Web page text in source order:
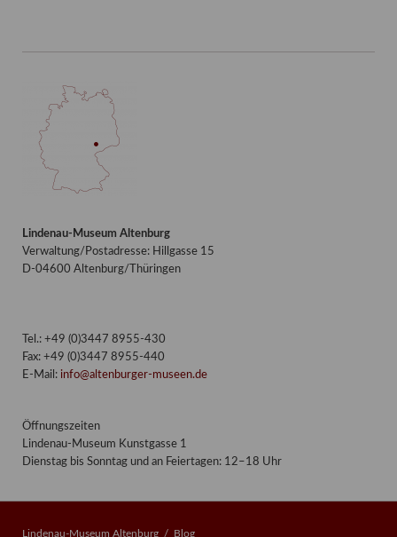
Lindenau-Museum Altenburg
Verwaltung/Postadresse: Hillgasse 15
D-04600 Altenburg/Thüringen
Tel.: +49 (0)3447 8955-430
Fax: +49 (0)3447 8955-440
E-Mail: info@altenburger-museen.de
Öffnungszeiten
Lindenau-Museum Kunstgasse 1
Dienstag bis Sonntag und an Feiertagen: 12–18 Uhr
Lindenau-Museum Altenburg Blog